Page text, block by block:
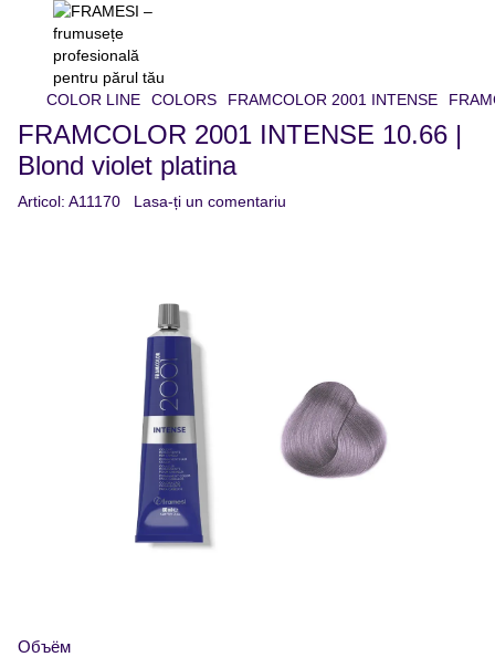
COLOR LINE COLORS FRAMCOLOR 2001 INTENSE
FRAMCOLOR 2001 INTENSE 10.66 |
Blond violet platina
Articol: A11170 Lasa-ți un comentariu
Объём